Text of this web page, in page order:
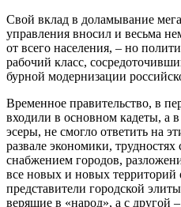
Свой вклад в доламывание
управления вносил и весьма
от всего населения, – но
рабочий класс,
бурной модернизации
Временное правительство, в
входили в основном кадеты, а
эсеры, не смогло ответить на
развале экономики,
снабжением городов,
все новых и новых территорий
представители городской
верящие в «народ», а с другой